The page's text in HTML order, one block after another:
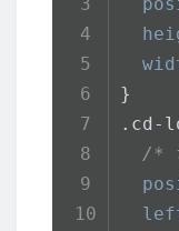
}
.cd-
/*